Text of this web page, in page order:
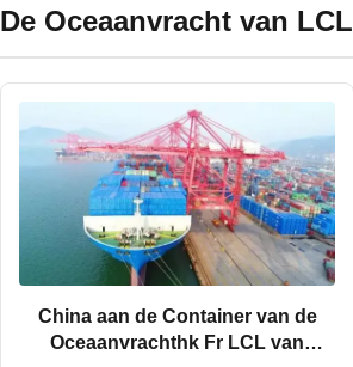
De Oceaanvracht van LCL
China aan de Container van de
Oceaanvrachthk Fr LCL van